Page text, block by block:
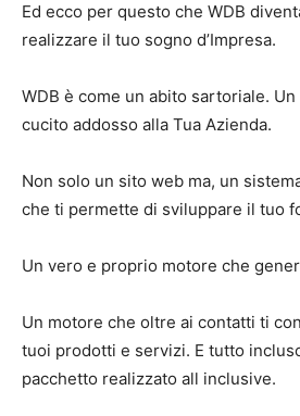
Ed ecco per questo che WDB
realizzare il tuo sogno d’Impresa.
WDB è come un abito sartoriale.
cucito addosso alla Tua Azienda.
Non solo un sito web ma, un
che ti permette di sviluppare il tuo
Un vero e proprio motore che
Un motore che oltre ai contatti ti
tuoi prodotti e servizi. E tutto
pacchetto realizzato all inclusive.